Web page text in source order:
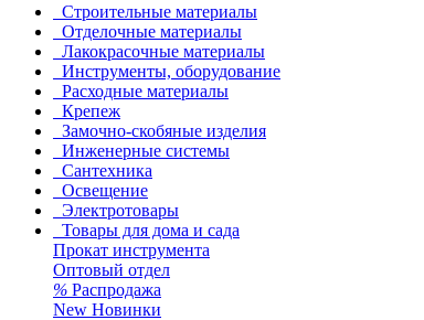
Строительные материалы
Отделочные материалы
Лакокрасочные материалы
Инструменты, оборудование
Расходные материалы
Крепеж
Замочно-скобяные изделия
Инженерные системы
Сантехника
Освещение
Электротовары
Товары для дома и сада
Прокат инструмента
Оптовый отдел
% Распродажа
New Новинки